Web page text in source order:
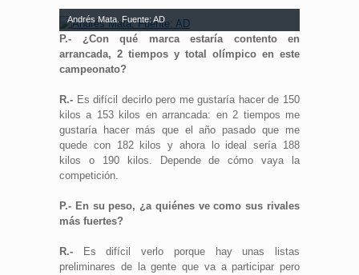
Andrés Mata. Fuente: AD
P.- ¿Con qué marca estaría contento en
arrancada, 2 tiempos y total olímpico en este
campeonato?
R.- Es difícil decirlo pero me gustaría hacer de 150
kilos a 153 kilos en arrancada: en 2 tiempos me
gustaría hacer más que el año pasado que me
quede con 182 kilos y ahora lo ideal sería 188
kilos o 190 kilos. Depende de cómo vaya la
competición.
P.- En su peso, ¿a quiénes ve como sus rivales
más fuertes?
R.- Es difícil verlo porque hay unas listas
preliminares de la gente que va a participar pero